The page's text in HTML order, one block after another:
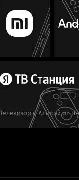
Телевизор с Алисой от